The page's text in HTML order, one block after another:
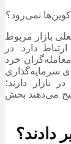
بازار مربوط
دارد. در
خرد
سرمایه‌گذاری
بازار دارند؛
می‌دهند بخش